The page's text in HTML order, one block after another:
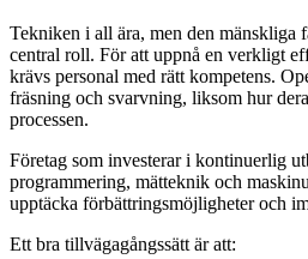
Tekniken i all ära, men den mänskliga
central roll. För att uppnå en verkligt
krävs personal med rätt kompetens.
fräsning och svarvning, liksom hur
processen.
Företag som investerar i kontinuerlig
programmering, mätteknik och
upptäcka förbättringsmöjligheter och
Ett bra tillvägagångssätt är att: